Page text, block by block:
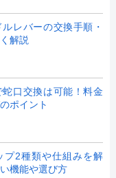
レバーの交換手順・
解説
口交換は可能！料金
ポイント
プ2種類や仕組みを解
機能や選び方